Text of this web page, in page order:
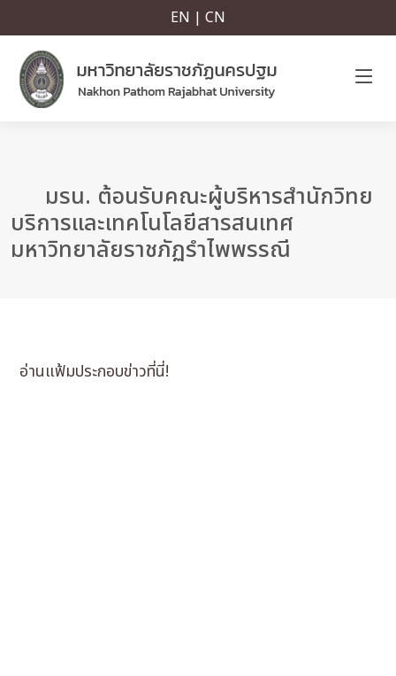
EN | CN
มรน. ต้อนรับคณะผู้บริหารสำนักวิทย
บริการและเทคโนโลยีสารสนเทศ
มหาวิทยาลัยราชภัฏรำไพพรรณี
อ่านแฟ้มประกอบข่าวที่นี่!